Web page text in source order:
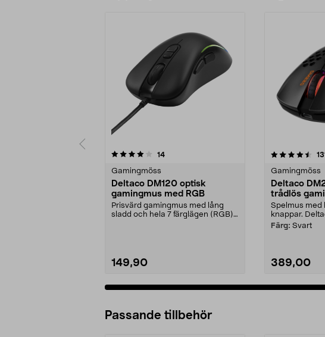
14recensioner
Gamingmöss
Deltaco DM120 optisk
gamingmus med RGB
Prisvärd gamingmus med lång
sladd och hela 7 färglägen (RGB).
149,90
4.5 av 5 stjärnor
Gamingmöss
Deltaco
trådlös
Spelmus med
knappar.
Färg: Svart
389,00
4.5
Passande tillbehör